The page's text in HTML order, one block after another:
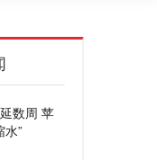
数周 苹
水”